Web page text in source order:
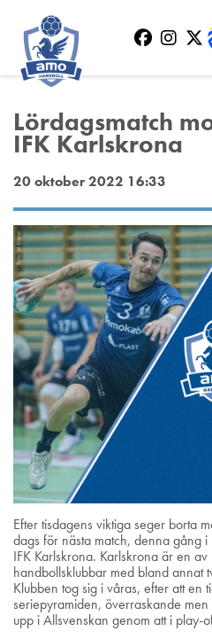
Lördagsmatch
IFK Karlskrona
20 oktober 2022 16:33
Efter tisdagens viktiga seger borta
dags för nästa match, denna gång
IFK Karlskrona. Karlskrona är en av
handbollsklubbar med bland annat
Klubben tog sig i våras, efter att en
seriepyramiden, överraskande
upp i Allsvenskan genom att i play-